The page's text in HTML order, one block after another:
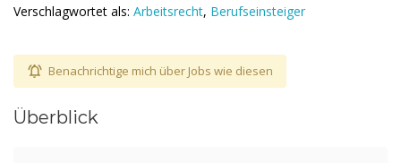
Verschlagwortet als: Arbeitsrecht, Berufseinsteiger
Benachrichtige mich über Jobs wie diesen
Überblick